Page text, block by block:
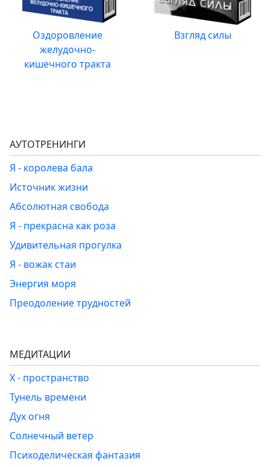
Оздоровление
желудочно-
кишечного тракта
Взгляд силы
АУТОТРЕНИНГИ
Я - королева бала
Источник жизни
Абсолютная свобода
Я - прекрасна как роза
Удивительная прогулка
Я - вожак стаи
Энергия моря
Преодоление трудностей
МЕДИТАЦИИ
Х - пространство
Тунель времени
Дух огня
Солнечный ветер
Психоделическая фантазия